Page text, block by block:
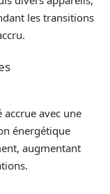
les transitions
avec une
énergétique
augmentant